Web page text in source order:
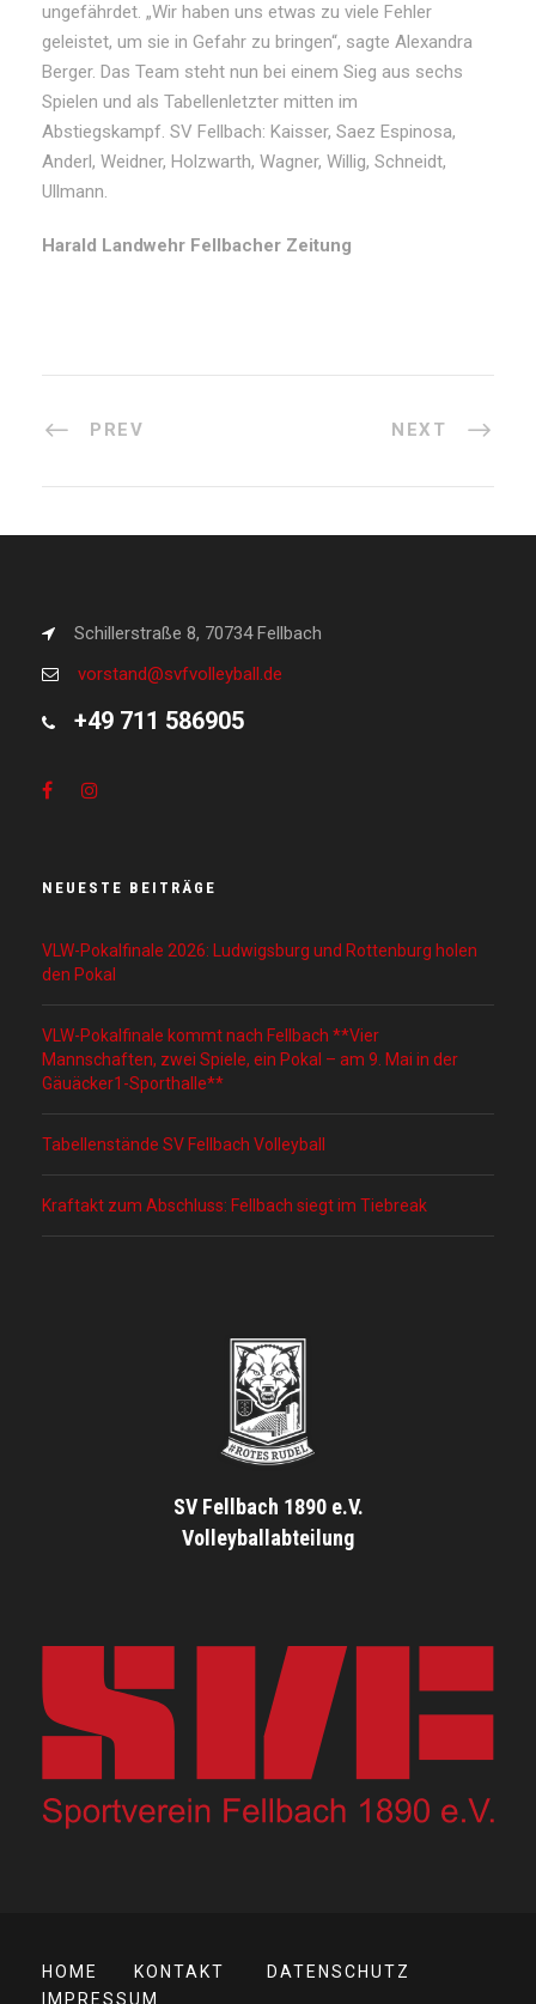
ungefährdet. „Wir haben uns etwas zu viele Fehler
geleistet, um sie in Gefahr zu bringen“, sagte Alexandra
Berger. Das Team steht nun bei einem Sieg aus sechs
Spielen und als Tabellenletzter mitten im
Abstiegskampf. SV Fellbach: Kaisser, Saez Espinosa,
Anderl, Weidner, Holzwarth, Wagner, Willig, Schneidt,
Ullmann.
Harald Landwehr Fellbacher Zeitung
PREV NEXT
Schillerstraße 8, 70734 Fellbach
vorstand@svfvolleyball.de
+49 711 586905
NEUESTE BEITRÄGE
VLW-Pokalfinale 2026: Ludwigsburg und Rottenburg holen
den Pokal
VLW-Pokalfinale kommt nach Fellbach **Vier
Mannschaften, zwei Spiele, ein Pokal – am 9. Mai in der
Gäuäcker1-Sporthalle**
Tabellenstände SV Fellbach Volleyball
Kraftakt zum Abschluss: Fellbach siegt im Tiebreak
SV Fellbach 1890 e.V.
Volleyballabteilung
HOME KONTAKT
DATENSCHUTZ
IMPRESSUM